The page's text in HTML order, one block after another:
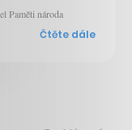
Paměti národa
Čtěte dále